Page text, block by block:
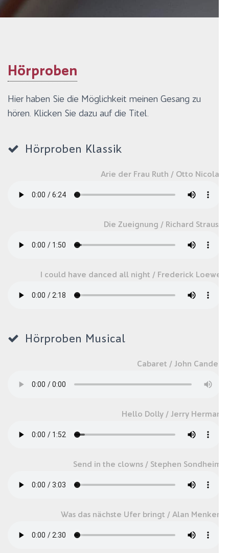
Hörproben
Hier haben Sie die Möglichkeit meinen Gesang zu
hören. Klicken Sie dazu auf die Titel.
Hörproben Klassik
Arie der Frau Ruth / Otto Nicolai
Die Zueignung / Richard Strauss
I could have danced all night / Frederick Loewe
Hörproben Musical
Cabaret / John Cander
Hello Dolly / Jerry Herman
Send in the clowns / Stephen Sondheim
Was das nächste Ufer bringt / Alan Menken